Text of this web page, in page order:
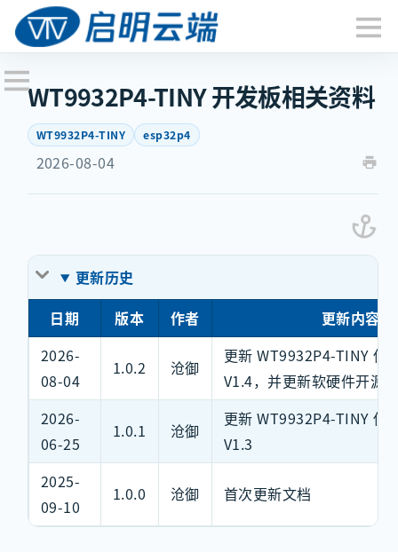
WT9932P4-TINY 开发板相关资料
WT9932P4-TINY esp32p4
2026-08-04
更新历史
日期
版本 作者
更新内容
2026-
08-04
1.0.2 沧御
更新 WT9932P4-TINY 使
V1.4，并更新软硬件开源
2026-
06-25
1.0.1 沧御
更新 WT9932P4-TINY 使
V1.3
2025-
09-10
1.0.0 沧御 首次更新文档